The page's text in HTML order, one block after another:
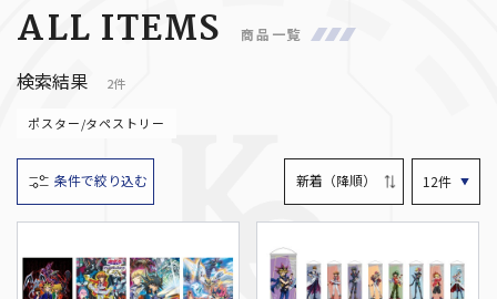
ALL ITEMS 商品一覧
検索結果 2件
ポスター/タペストリー
条件で絞り込む